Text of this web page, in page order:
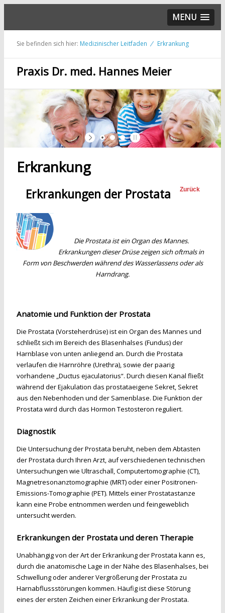
MENU
Sie befinden sich hier: Medizinischer Leitfaden Erkrankung
Praxis Dr. med. Hannes Meier
Erkrankung
Zurück
Erkrankungen der Prostata
Die Prostata ist ein Organ des Mannes.
Erkrankungen dieser Drüse zeigen sich oftmals in
Form von Beschwerden während des Wasserlassens oder als
Harndrang.
Anatomie und Funktion der Prostata
Die Prostata (Vorsteherdrüse) ist ein Organ des Mannes und
schließt sich im Bereich des Blasenhalses (Fundus) der
Harnblase von unten anliegend an. Durch die Prostata
verlaufen die Harnröhre (Urethra), sowie der paarig
vorhandene „Ductus ejaculatorius“. Durch diesen Kanal fließt
während der Ejakulation das prostataeigene Sekret, Sekret
aus den Nebenhoden und der Samenblase. Die Funktion der
Prostata wird durch das Hormon Testosteron reguliert.
Diagnostik
Die Untersuchung der Prostata beruht, neben dem Abtasten
der Prostata durch Ihren Arzt, auf verschiedenen technischen
Untersuchungen wie Ultraschall, Computertomographie (CT),
Magnetresonanztomographie (MRT) oder einer Positronen-
Emissions-Tomographie (PET). Mittels einer Prostatastanze
kann eine Probe entnommen werden und feingeweblich
untersucht werden.
Erkrankungen der Prostata und deren Therapie
Unabhängig von der Art der Erkrankung der Prostata kann es,
durch die anatomische Lage in der Nähe des Blasenhalses, bei
Schwellung oder anderer Vergrößerung der Prostata zu
Harnabflussstörungen kommen. Häufig ist diese Störung
eines der ersten Zeichen einer Erkrankung der Prostata.